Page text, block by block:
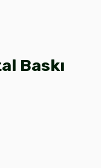
Baskı